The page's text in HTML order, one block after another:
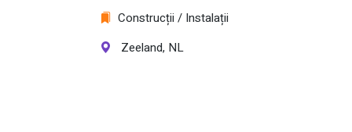
Construcții / Instalații
Zeeland, NL